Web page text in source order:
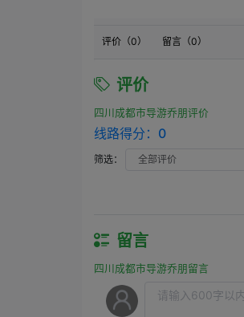
评价（0） 留言（0）
评价
四川成都市导游乔朋评价
线路得分： 0
筛选：
留言
四川成都市导游乔朋留言